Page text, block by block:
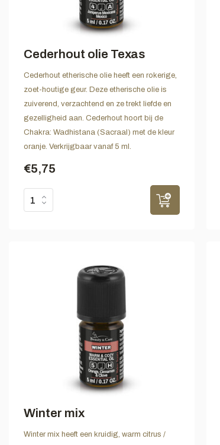
Cederhout olie Texas
Cederhout etherische olie heeft een rokerige,
zoet-houtige geur. Deze etherische olie is
zuiverend, verzachtend en ze trekt liefde en
gezelligheid aan. Cederhout hoort bij de
Chakra: Wadhistana (Sacraal) met de kleur
oranje. Verkrijgbaar vanaf 5 ml.
€5,75
Winter mix
Winter mix heeft een kruidig, warm citrus /